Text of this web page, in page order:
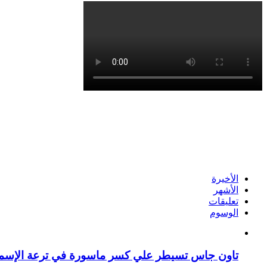
الأخيرة
الأشهر
تعليقات
الوسوم
تاون جاس تسيطر علي كسر ماسورة في ترعة